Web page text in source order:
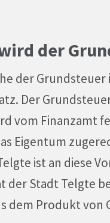
der
der
Der
vom Finanzamt
Eigentum
ist an diese
der Stadt Telgte
dem Produkt von